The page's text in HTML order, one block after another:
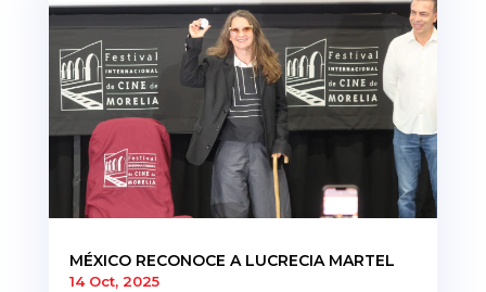
MÉXICO RECONOCE A LUCRECIA MARTEL
14 Oct, 2025